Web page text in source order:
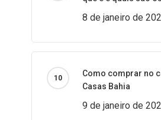
8 de janeiro de
Como comprar no
Casas Bahia
9 de janeiro de